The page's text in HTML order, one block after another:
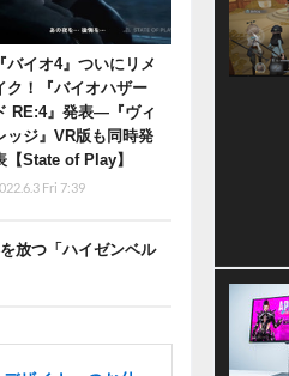
『バイオ4』ついにリメ
ク！『バイオハザー
RE:4』発表―『ヴィ
ッジ』VR版も同時発
【State of Play】
Fri 7:39
放つ「ハイゼンベル